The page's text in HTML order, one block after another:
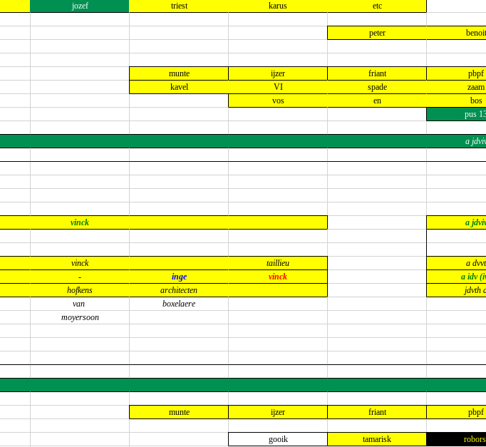
jozef triest karus etc
peter
benoit
munte ijzer friant
pbpf
kavel VI spade
zaam
vos
en
bos
pus
a
vinck a
vinck taillieu
a dvvt
- inge vinck
a idv
hofkens architecten
jdvth
van
boxelaere
moyersoon
munte ijzer friant pbpf
gooik tamarisk